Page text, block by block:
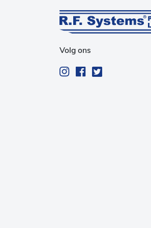
Volg ons